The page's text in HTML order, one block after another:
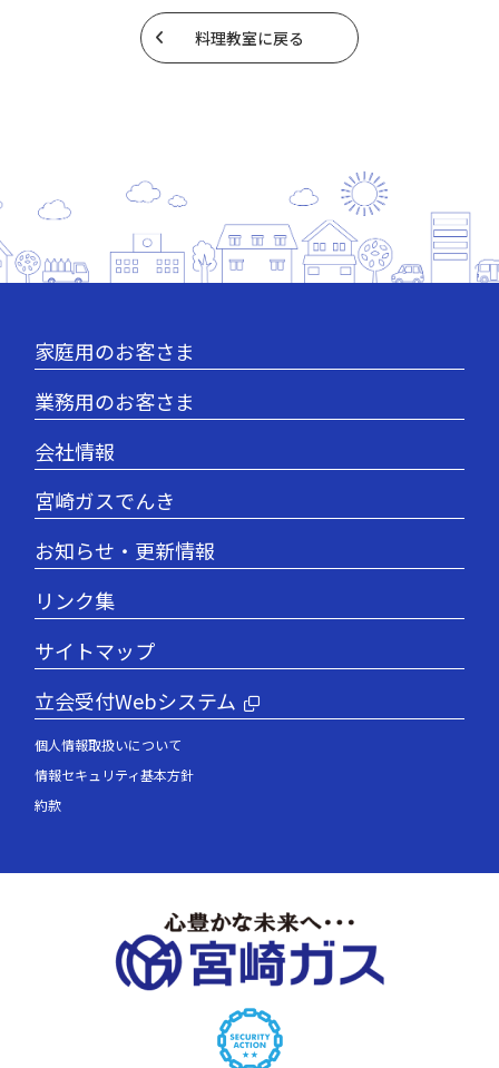
料理教室に戻る
家庭用のお客さま
業務用のお客さま
会社情報
宮崎ガスでんき
お知らせ・更新情報
リンク集
サイトマップ
立会受付Webシステム
個人情報取扱いについて
情報セキュリティ基本方針
約款